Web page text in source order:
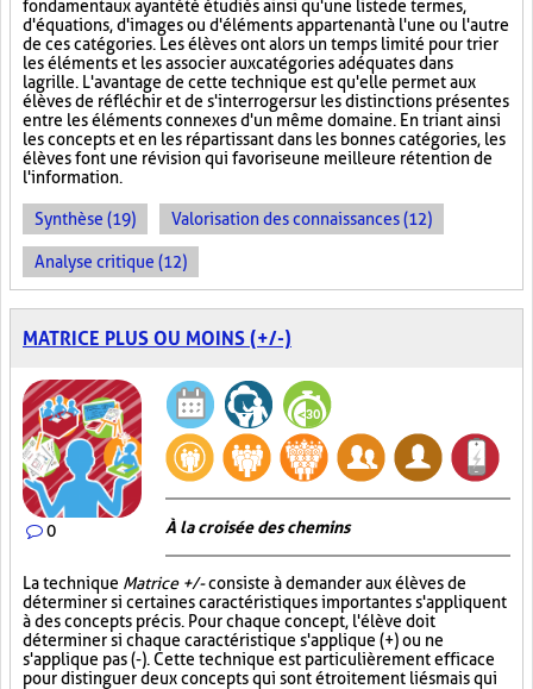
fondamentaux ayant été étudiés ainsi qu'une liste de termes,
d'équations, d'images ou d'éléments appartenant à l'une ou l'autre
de ces catégories. Les élèves ont alors un temps limité pour trier
les éléments et les associer aux catégories adéquates dans
la grille. L'avantage de cette technique est qu'elle permet aux
élèves de réfléchir et de s'interroger sur les distinctions présentes
entre les éléments connexes d'un même domaine. En triant ainsi
les concepts et en les répartissant dans les bonnes catégories, les
élèves font une révision qui favorise une meilleure rétention de
l'information.
Synthèse (19) Valorisation des connaissances (12)
Analyse critique (12)
MATRICE PLUS OU MOINS (+/-)
0 À la croisée des chemins
La technique Matrice +/-consiste à demander aux élèves de
déterminer si certaines caractéristiques importantes s'appliquent
à des concepts précis. Pour chaque concept, l'élève doit
déterminer si chaque caractéristique s'applique (+) ou ne
s'applique pas (-). Cette technique est particulièrement efficace
pour distinguer deux concepts qui sont étroitement liés mais qui